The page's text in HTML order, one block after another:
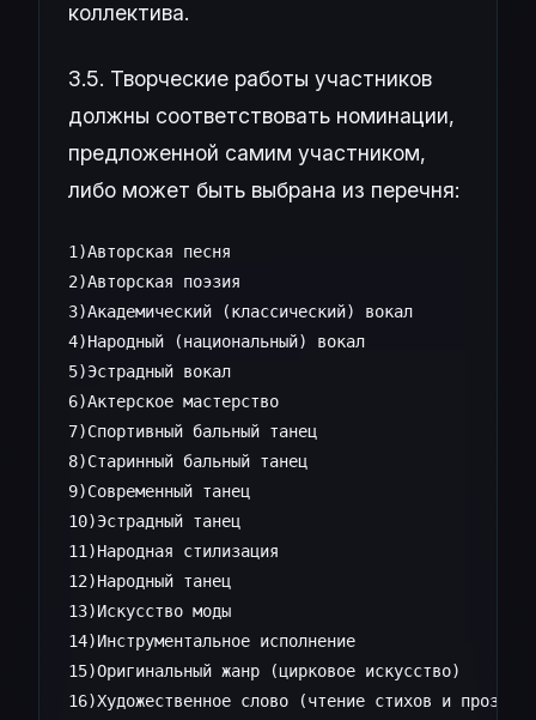
коллектива.
3.5. Творческие работы участников
должны соответствовать номинации,
предложенной самим участником,
либо может быть выбрана из перечня:
1)Авторская песня
2)Авторская поэзия
3)Академический (классический) вокал
4)Народный (национальный) вокал
5)Эстрадный вокал
6)Актерское мастерство
7)Спортивный бальный танец
8)Старинный бальный танец
9)Современный танец
10)Эстрадный танец
11)Народная стилизация
12)Народный танец
13)Искусство моды
14)Инструментальное исполнение
15)Оригинальный жанр (цирковое искусство)
16)Художественное слово (чтение стихов и прозы)